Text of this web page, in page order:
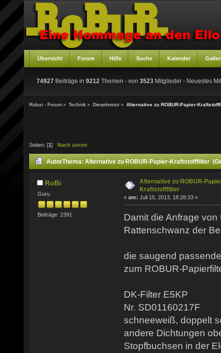
Übersicht Forum Hilfe Suche Kalender
74927 Beiträge in 9212 Themen - von 3523 Mitglieder - Neuestes
Robur - Forum » Technik » Dieselmotor» Alternative zu ROBUR-Papier-
Seiten: [1 ] Nach unten
AutorThema: Alternative zu ROBUR-Papier-Kraftstofffilter
RoBi
Guru
Beiträge: 2391
Alternative zu ROBUR-
Kraftstofffilter
« am: Juli 15, 2013, 18:28:33 »
Damit die Anfrage
Rattenschwanz der
die saugend
zum ROBUR-
DK-Filter E5KP
Nr. SD01160217F
schneeweiß, doppelt
andere Dichtungen
Stopfbuchsen in der